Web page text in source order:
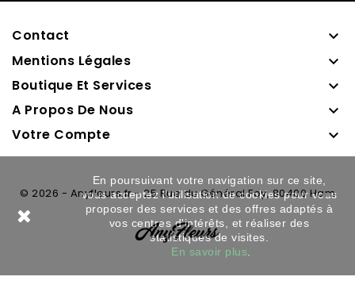
Contact 
Mentions Légales 
Boutique Et Services 
A Propos De Nous 
En poursuivant votre navigation sur ce site,
vous acceptez l'utilisation de cookies pour vous
proposer des services et des offres adaptés à
vos centres d'intérêts, et réaliser des
statistiques de visites.
En savoir plus
Votre Compte 
© 2026 - Anyfleurs.fr - 25 Rue du Général Foy, 80400 Ham